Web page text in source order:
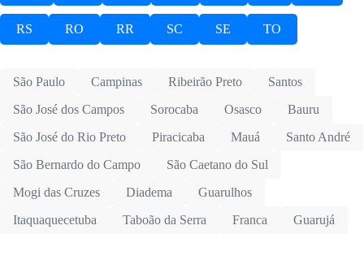
RS RO RR SC SE TO
São Paulo Campinas Ribeirão Preto
Santos
São José dos Campos
Sorocaba Osasco
Bauru
São José do Rio Preto
Piracicaba Mauá
Santo André
São Bernardo do Campo
São Caetano do Sul
Mogi das Cruzes
Diadema
Guarulhos
Itaquaquecetuba
Taboão da Serra Franca Guarujá